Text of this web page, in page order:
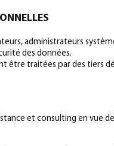
administrateurs
des données.
être traitées par des tiers
et consulting en vue